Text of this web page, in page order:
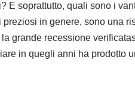
E soprattutto, quali sono i
preziosi in genere, sono una
grande recessione
in quegli anni ha prodotto